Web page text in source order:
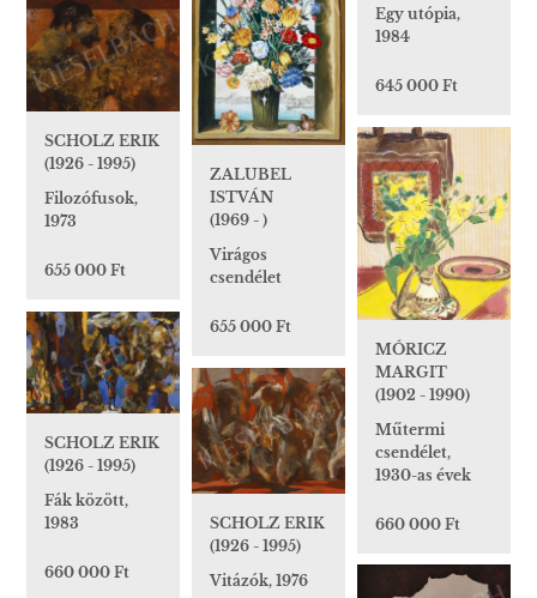
Egy utópia,
1984
645 000 Ft
ZALUBEL
ISTVÁN
(1969 - )
Virágos
csendélet
655 000 Ft
SCHOLZ ERIK
(1926 - 1995)
Filozófusok,
1973
655 000 Ft
MÓRICZ
MARGIT
(1902 - 1990)
Műtermi
csendélet,
1930-as évek
660 000 Ft
SCHOLZ ERIK
(1926 - 1995)
Fák között,
1983
660 000 Ft
SCHOLZ ERIK
(1926 - 1995)
Vitázók, 1976